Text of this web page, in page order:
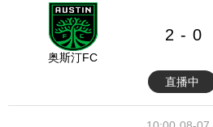
奥斯汀FC
2 - 0
直播中